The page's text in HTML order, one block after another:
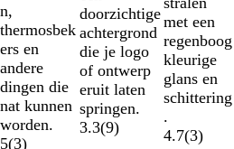
n,
thermosbek
ers en
andere
dingen die
nat kunnen
worden.
5(3)
doorzichtige
achtergrond
die je logo
of ontwerp
eruit laten
springen.
3.3(9)
met een
regenboog
kleurige
glans en
schittering
.
4.7(3)